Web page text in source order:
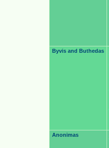
Byvis and Buthedas
Anonimas